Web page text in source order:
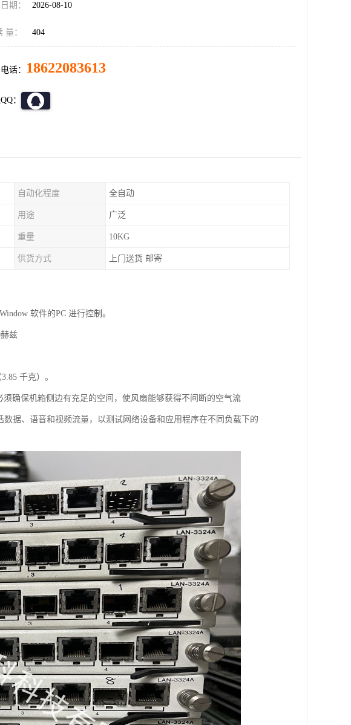
期： 2026-08-10
量： 404
话： 18622083613
：
自动化程度 全自动
用途 广泛
重量 10KG
供货方式 上门送货 邮寄
软件的PC 进行控制。
兹
千克）。
须确保机箱侧边有充足的空间，使风扇能够获得不间断的空气流
数据、语音和视频流量，以测试网络设备和应用程序在不同负载下的